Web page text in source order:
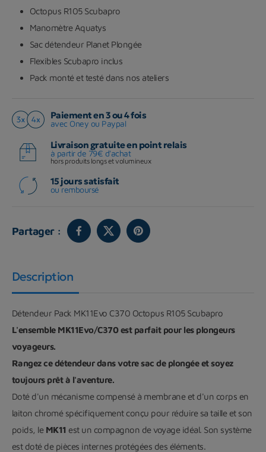
Octopus R105 Scubapro
Manomètre Aquatys
Sac détendeur Planet Plongée
Flexibles Scubapro inclus
Pack monté et testé dans nos ateliers
Paiement en 3 ou 4 fois
avec Oney ou Paypal
Livraison gratuite en point relais
à partir de 79€ d'achat
hors produits longs et volumineux
15 jours satisfait
ou remboursé
Partager :
Description
Détendeur Pack MK11Evo C370 Octopus R105 Scubapro
L'ensemble MK11Evo/C370 est parfait pour les plongeurs
voyageurs.
Rangez ce détendeur dans votre sac de plongée et soyez
toujours prêt à l'aventure.
Doté d'un mécanisme compensé à membrane et d'un corps en
laiton chromé spécifiquement conçu pour réduire sa taille et son
poids, le MK11 est un compagnon de voyage idéal. Son système
est doté de pièces internes protégées des éléments.